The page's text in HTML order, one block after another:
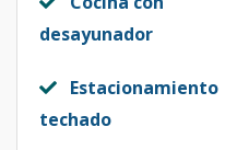
desayunador
Estacionamiento
techado